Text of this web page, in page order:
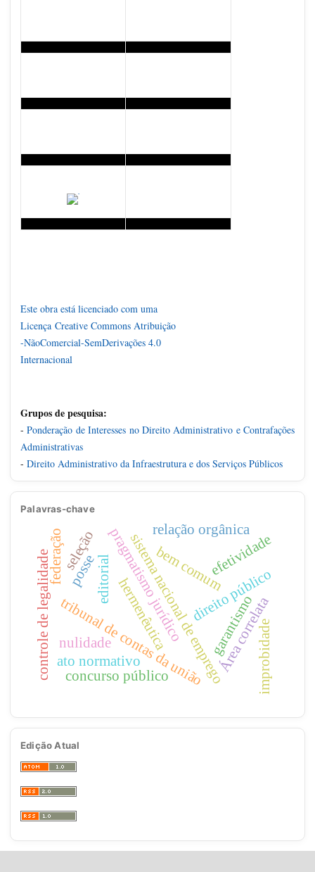
Este obra está licenciado com uma
Licença Creative Commons Atribuição
-NãoComercial-SemDerivações 4.0
Internacional
Grupos de pesquisa:
-Ponderação de Interesses no Direito Administrativo e Contrafações
Administrativas
- Direito Administrativo da Infraestrutura e dos Serviços Públicos
Palavras-chave
editorial
tribunal de contas da união
controle de legalidade sistema nacional de emprego
ato normativo
pragmatismo jurídicodireito público
bem comum
garantismo
hermenêutica
concurso público
posse
nulidade Área correlata
relação orgânica
improbidade
efetividade
federaçãoseleção
Edição Atual